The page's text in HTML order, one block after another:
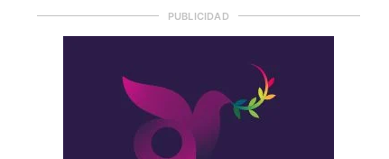
PUBLICIDAD